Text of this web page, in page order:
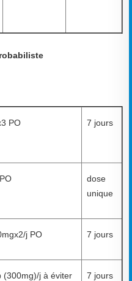
PO 7 jours
dose
unique
j PO 7 jours
(300mg)/j à éviter
7 jours